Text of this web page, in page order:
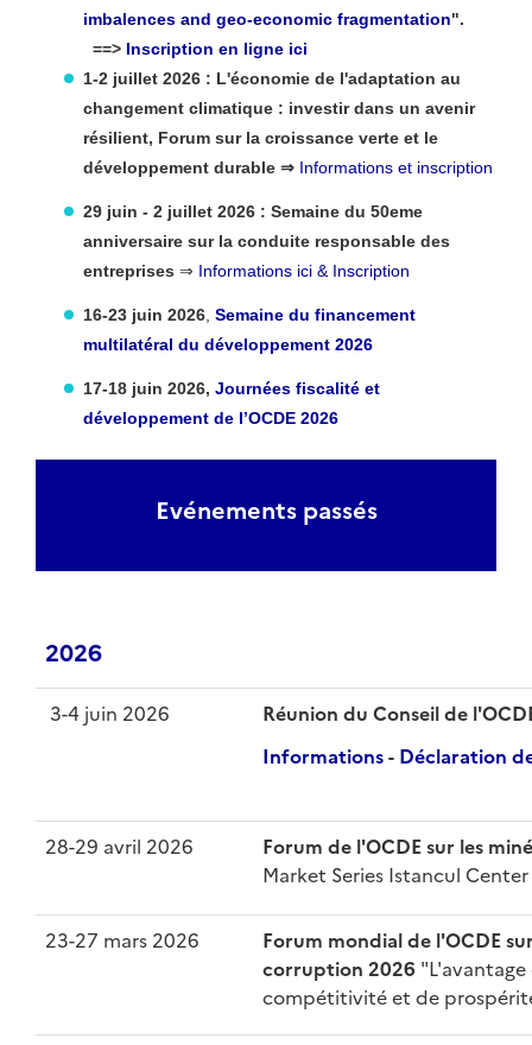
imbalences and geo-economic fragmentation".
==> Inscription en ligne ici
1-2 juillet 2026 : L'économie de l'adaptation au
changement climatique : investir dans un avenir
résilient, Forum sur la croissance verte et le
développement durable ⇒ Informations et inscription
29 juin - 2 juillet 2026 : Semaine du 50eme
anniversaire sur la conduite responsable des
entreprises ⇒ Informations ici & Inscription
16-23 juin 2026 Semaine du financement
multilatéral du développement 2026
17-18 juin 2026, Journées fiscalité et
développement de l’OCDE 2026
Evénements passés
2026
3-4 juin 2026
Réunion du Conseil de
Informations- Déclaration
28-29 avril 2026
Forum de l'OCDE sur les
Market Series Istancul
23-27 mars 2026
Forum mondial de l'OCDE
corruption 2026
compétitivité et de